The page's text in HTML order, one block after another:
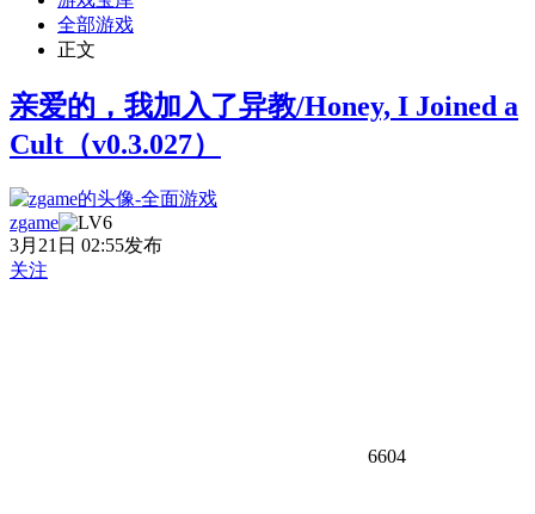
全部游戏
正文
亲爱的，我加入了异教/Honey, I Joined a
Cult（v0.3.027）
zgame
3月21日 02:55发布
关注
6604